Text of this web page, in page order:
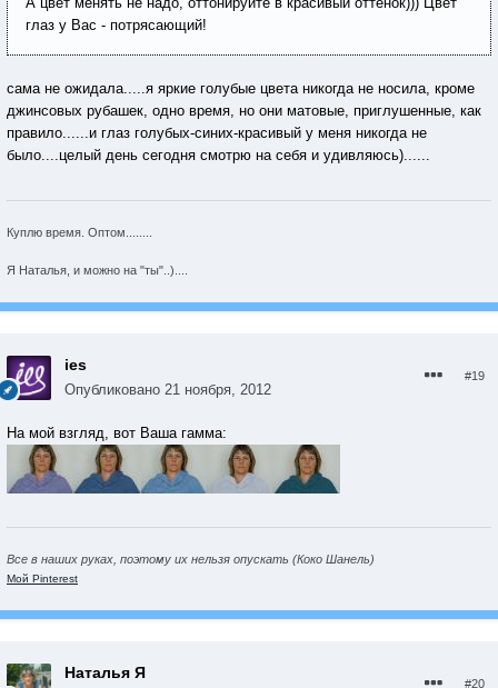
глаз у Вас - потрясающий!
сама не ожидала.....я яркие голубые цвета никогда не носила, кроме
джинсовых рубашек, одно время, но они матовые, приглушенные, как
правило......и глаз голубых-синих-красивый у меня никогда не
было....целый день сегодня смотрю на себя и удивляюсь)......
Куплю время. Оптом........
Я Наталья, и можно на "ты"..)....
ies
Опубликовано 21 ноября, 2012
#19
На мой взгляд, вот Ваша гамма:
Все в наших руках, поэтому их нельзя опускать (Коко Шанель)
Мой Pinterest
Наталья Я
#20